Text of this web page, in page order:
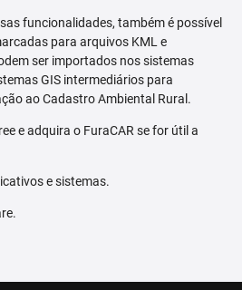
funcionalidades, também é possível
para arquivos KML e
ser importados nos sistemas
GIS intermediários para
ao Cadastro Ambiental Rural.
e adquira o FuraCAR se for útil a
e sistemas.